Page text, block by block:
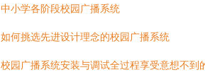
中小学各阶段校园广播系统
如何挑选先进设计理念的校园广播系统
校园广播系统安装与调试全过程享受意想不到